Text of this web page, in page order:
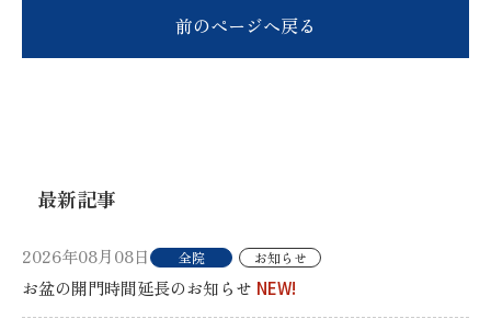
前のページへ戻る
最新記事
2026年08月08日 全院 お知らせ
お盆の開門時間延長のお知らせ NEW!